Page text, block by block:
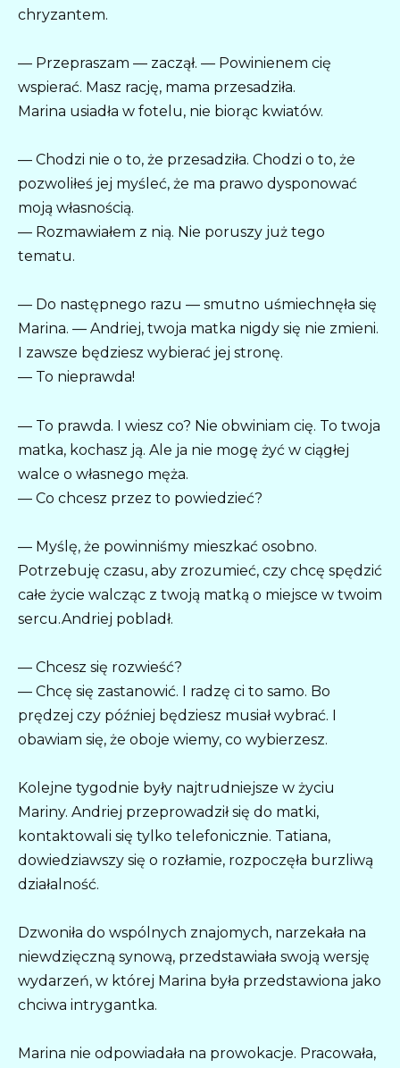
chryzantem.
— Przepraszam — zaczął. — Powinienem cię
wspierać. Masz rację, mama przesadziła.
Marina usiadła w fotelu, nie biorąc kwiatów.
— Chodzi nie o to, że przesadziła. Chodzi o to, że
pozwoliłeś jej myśleć, że ma prawo dysponować
moją własnością.
— Rozmawiałem z nią. Nie poruszy już tego
tematu.
— Do następnego razu — smutno uśmiechnęła się
Marina. — Andriej, twoja matka nigdy się nie zmieni.
I zawsze będziesz wybierać jej stronę.
— To nieprawda!
— To prawda. I wiesz co? Nie obwiniam cię. To twoja
matka, kochasz ją. Ale ja nie mogę żyć w ciągłej
walce o własnego męża.
— Co chcesz przez to powiedzieć?
— Myślę, że powinniśmy mieszkać osobno.
Potrzebuję czasu, aby zrozumieć, czy chcę spędzić
całe życie walcząc z twoją matką o miejsce w twoim
sercu.Andriej pobladł.
— Chcesz się rozwieść?
— Chcę się zastanowić. I radzę ci to samo. Bo
prędzej czy później będziesz musiał wybrać. I
obawiam się, że oboje wiemy, co wybierzesz.
Kolejne tygodnie były najtrudniejsze w życiu
Mariny. Andriej przeprowadził się do matki,
kontaktowali się tylko telefonicznie. Tatiana,
dowiedziawszy się o rozłamie, rozpoczęła burzliwą
działalność.
Dzwoniła do wspólnych znajomych, narzekała na
niewdzięczną synową, przedstawiała swoją wersję
wydarzeń, w której Marina była przedstawiona jako
chciwa intrygantka.
Marina nie odpowiadała na prowokacje. Pracowała,